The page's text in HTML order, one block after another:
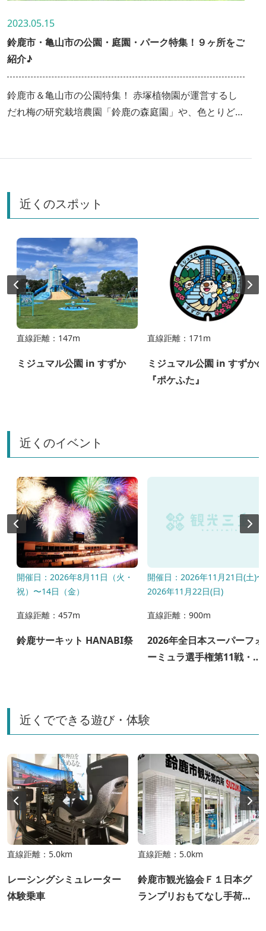
2023.05.15
鈴鹿市・亀山市の公園・庭園・パーク特集！９ヶ所をご
紹介♪
鈴鹿市＆亀山市の公園特集！ 赤塚植物園が運営するし
だれ梅の研究栽培農園「鈴鹿の森庭園」や、色とりどり
たりなハイウェイオアシス「亀山サンシャインパーク」
近くのスポット
直線距離：147m
ミジュマル公園 in すずか
直線距離：171m
ミジュマル公園 in すずかの
『ポケふた』
近くのイベント
開催日：2026年8月11日（火・
祝）〜14日（金）
直線距離：457m
鈴鹿サーキット HANABI祭
開催日：2026年11月21日(土)〜
2026年11月22日(日)
直線距離：900m
2026年全日本スーパーフォ
ーミュラ選手権第11戦・第
近くでできる遊び・体験
直線距離：5.0km
レーシングシミュレーター
体験乗車
直線距離：5.0km
鈴鹿市観光協会Ｆ１日本グ
ランプリおもてなし手荷物